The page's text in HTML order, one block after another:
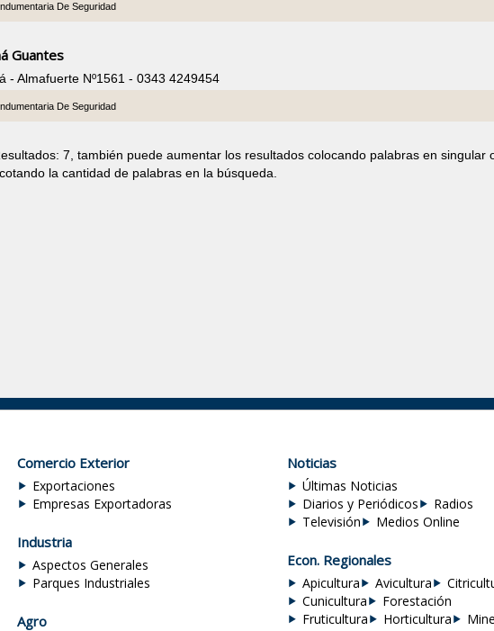
De Seguridad
Guantes
- Almafuerte Nº1561 - 0343 4249454
De Seguridad
7, también puede aumentar los resultados colocando palabras en singular
la cantidad de palabras en la búsqueda.
Comercio Exterior
Exportaciones
Empresas Exportadoras
Industria
Aspectos Generales
Parques Industriales
Agro
Noticias
Últimas Noticias
Diarios y Periódicos
Radios
Televisión
Medios Online
Econ. Regionales
Apicultura Avicultura
Cunicultura
Forestación
Fruticultura
Horticultura